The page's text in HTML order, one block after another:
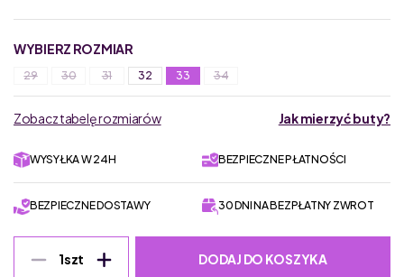
WYBIERZ ROZMIAR
29 30 31 32 33 34
Zobacz tabelę rozmiarów Jak mierzyć buty?
WYSYŁKA W 24H BEZPIECZNE PŁATNOŚCI
BEZPIECZNE DOSTAWY 30 DNI NA BEZPŁATNY ZWROT
1szt DODAJ DO KOSZYKA